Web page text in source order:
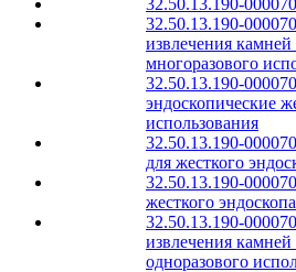
32.50.13.190-
32.50.13.190-
извлечения
многоразового
32.50.13.190-
эндоскопические
использования
32.50.13.190-
для жесткого
32.50.13.190-
жесткого эндоскопа
32.50.13.190-
извлечения
одноразового